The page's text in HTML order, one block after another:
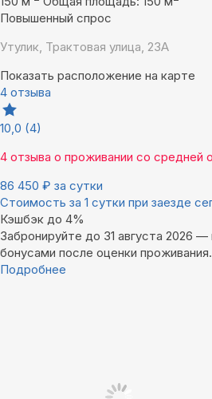
Повышенный спрос
Утулик, Трактовая улица, 23А
Показать расположение на карте
4 отзыва
10,0 (4)
4 отзыва о проживании со средней
86 450 ₽ за сутки
Стоимость за 1 сутки при заезде
Кэшбэк до 4%
Забронируйте до 31 августа 2026
бонусами после оценки проживания.
Подробнее